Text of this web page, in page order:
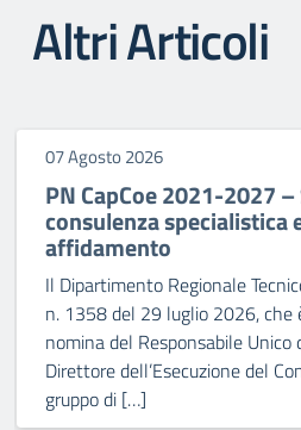
Altri Articoli
07 Agosto 2026
PN CapCoe 2021-2027
consulenza specialistica
affidamento
Il Dipartimento Regionale
n. 1358 del 29 luglio 2026, che
nomina del Responsabile Unico
Direttore dell’Esecuzione del
gruppo di […]